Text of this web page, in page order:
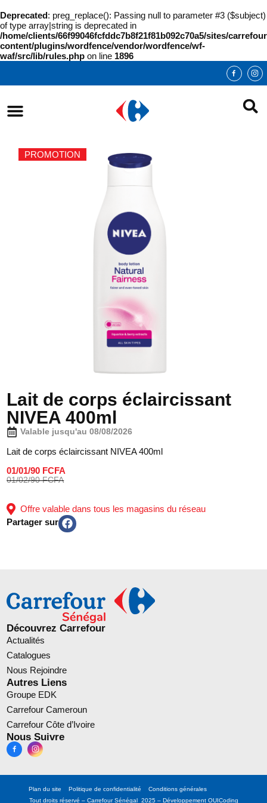
Deprecated: preg_replace(): Passing null to parameter #3 ($subject)
of type array|string is deprecated in
/home/clients/66f99046fcfddc7b8f21f81b092c70a5/sites/
content/plugins/wordfence/vendor/wordfence/wf-
waf/src/lib/rules.php on line 1896
PROMOTION
Lait de corps éclaircissant
NIVEA 400ml
Valable jusqu'au 08/08/2026
Lait de corps éclaircissant NIVEA 400ml
01/01/90 FCFA
01/02/90 FCFA
Offre valable dans tous les magasins du réseau
Partager sur
Découvrez Carrefour
Actualités
Catalogues
Nous Rejoindre
Autres Liens
Groupe EDK
Carrefour Cameroun
Carrefour Côte d’Ivoire
Nous Suivre
Plan du site Politique de confidentialité
Conditions générales
Tout droits réservé – Carrefour Sénégal 2025 – Développement OUICoding